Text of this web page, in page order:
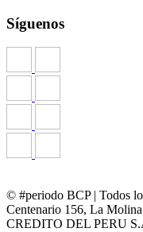
Síguenos
© #periodo BCP | Todos
Centenario 156, La
CREDITO DEL PERU